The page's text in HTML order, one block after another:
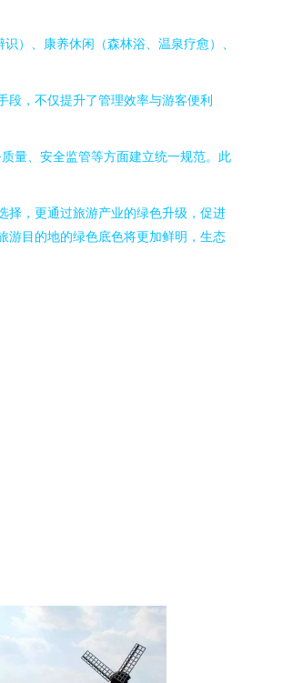
）、康养休闲（森林浴、温泉疗愈）、
段，不仅提升了管理效率与游客便利
量、安全监管等方面建立统一规范。此
择，更通过旅游产业的绿色升级，促进
游目的地的绿色底色将更加鲜明，生态